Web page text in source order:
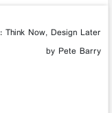
Think Now, Design Later
by Pete Barry